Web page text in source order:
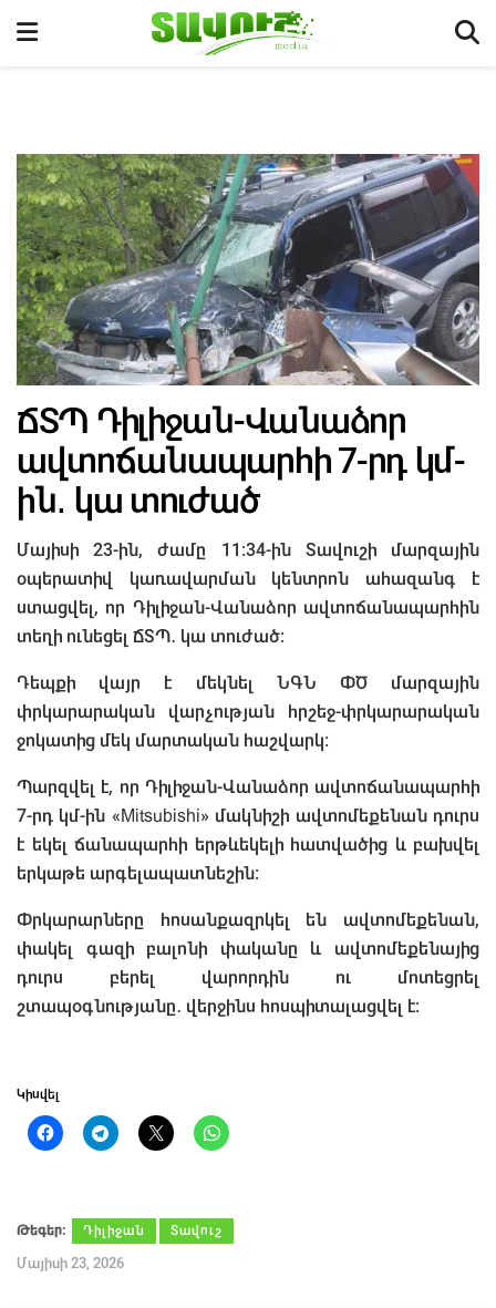
ՃՏՊ Դիլիջան-Վանաձոր
ավտոճանապարհի 7-րդ կմ-
ին․ կա տուժած
Մայիսի 23-ին, ժամը 11:34-ին Տավուշի մարզային
օպերատիվ կառավարման կենտրոն ահազանգ է
ստացվել, որ Դիլիջան-Վանաձոր ավտոճանապարհին
տեղի ունեցել ՃՏՊ․ կա տուժած։
Դեպքի վայր է մեկնել ՆԳՆ ՓԾ մարզային
փրկարարական վարչության հրշեջ-փրկարարական
ջոկատից մեկ մարտական հաշվարկ։
Պարզվել է, որ Դիլիջան-Վանաձոր ավտոճանապարհի
7-րդ կմ-ին «Mitsubishi» մակնիշի ավտոմեքենան դուրս
է եկել ճանապարհի երթևեկելի հատվածից և բախվել
երկաթե արգելապատնեշին։
Փրկարարները հոսանքազրկել են ավտոմեքենան,
փակել գազի բալոնի փականը և ավտոմեքենայից
դուրս բերել վարորդին ու մոտեցրել
շտապօգնությանը․ վերջինս հոսպիտալացվել է։
Կիսվել
Թեգեր։ Դիլիջան Տավուշ
Մայիսի 23, 2026